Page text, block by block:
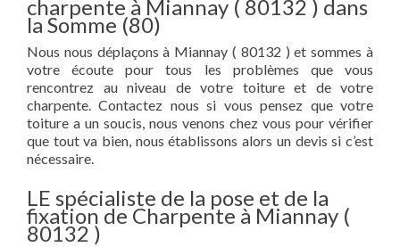
charpente à Miannay ( 80132 ) dans
la Somme (80)
Nous nous déplaçons à Miannay ( 80132 ) et sommes à
votre écoute pour tous les problèmes que vous
rencontrez au niveau de votre toiture et de votre
charpente. Contactez nous si vous pensez que votre
toiture a un soucis, nous venons chez vous pour vérifier
que tout va bien, nous établissons alors un devis si c’est
nécessaire.
LE spécialiste de la pose et de la
fixation de Charpente à Miannay (
80132 )